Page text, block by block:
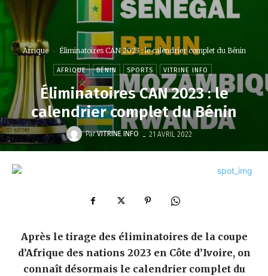
Afrique Éliminatoires CAN 2023 : le calendrier complet du Bénin
AFRIQUE BÉNIN SPORTS VITRINE INFO
Éliminatoires CAN 2023 : le
calendrier complet du Bénin
Par VITRINE INFO - 21 AVRIL 2022
Après le tirage des éliminatoires de la coupe
d’Afrique des nations 2023 en Côte d’Ivoire, on
connaît désormais le calendrier complet du